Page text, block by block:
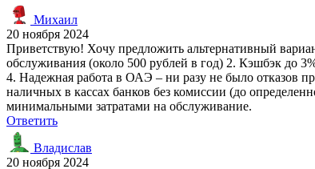
Михаил
20 ноября 2024
Приветствую! Хочу предложить альтернативный
обслуживания (около 500 рублей в год) 2. Кэшбэк до
4. Надежная работа в ОАЭ – ни разу не было отказов
наличных в кассах банков без комиссии (до
минимальными затратами на обслуживание.
Ответить
Владислав
20 ноября 2024